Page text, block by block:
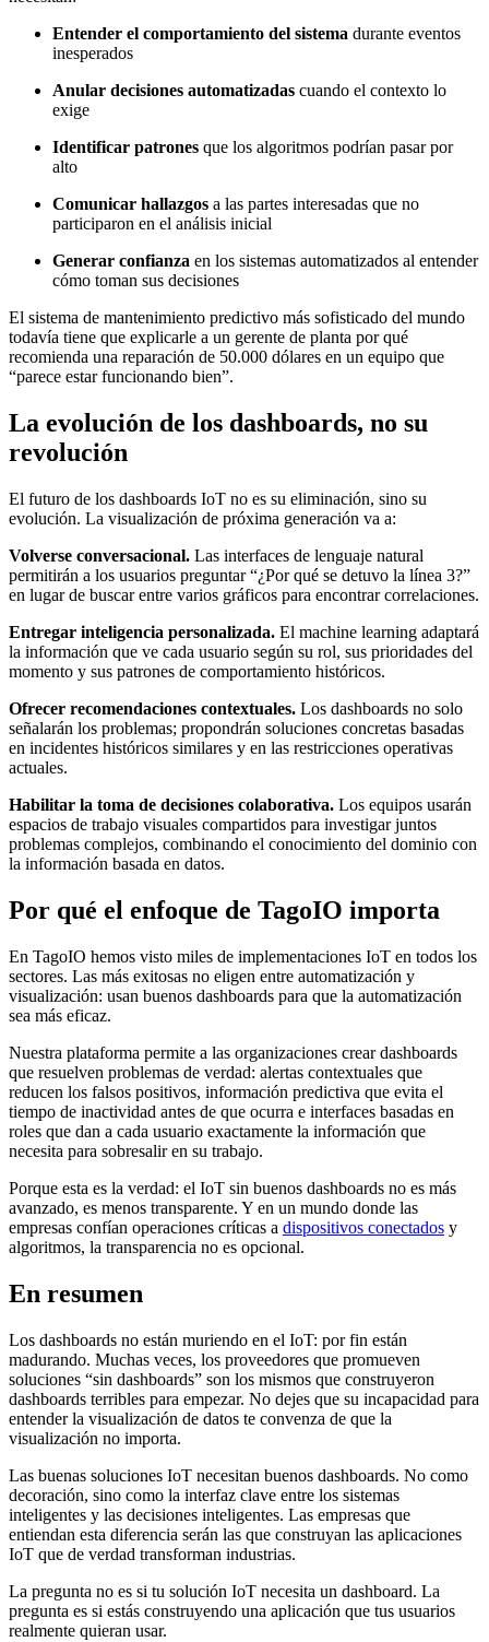
Entender el comportamiento del sistema durante eventos
inesperados
Anular decisiones automatizadas cuando el contexto lo
exige
Identificar patrones que los algoritmos podrían pasar por
alto
Comunicar hallazgos a las partes interesadas que no
participaron en el análisis inicial
Generar confianza en los sistemas automatizados al entender
cómo toman sus decisiones
El sistema de mantenimiento predictivo más sofisticado del mundo
todavía tiene que explicarle a un gerente de planta por qué
recomienda una reparación de 50.000 dólares en un equipo que
“parece estar funcionando bien”.
La evolución de los dashboards, no su
revolución
El futuro de los dashboards IoT no es su eliminación, sino su
evolución. La visualización de próxima generación va a:
Volverse conversacional. Las interfaces de lenguaje natural
permitirán a los usuarios preguntar “¿Por qué se detuvo la línea 3?”
en lugar de buscar entre varios gráficos para encontrar correlaciones.
Entregar inteligencia personalizada. El machine learning adaptará
la información que ve cada usuario según su rol, sus prioridades del
momento y sus patrones de comportamiento históricos.
Ofrecer recomendaciones contextuales. Los dashboards no solo
señalarán los problemas; propondrán soluciones concretas basadas
en incidentes históricos similares y en las restricciones operativas
actuales.
Habilitar la toma de decisiones colaborativa. Los equipos usarán
espacios de trabajo visuales compartidos para investigar juntos
problemas complejos, combinando el conocimiento del dominio con
la información basada en datos.
Por qué el enfoque de TagoIO importa
En TagoIO hemos visto miles de implementaciones IoT en todos los
sectores. Las más exitosas no eligen entre automatización y
visualización: usan buenos dashboards para que la automatización
sea más eficaz.
Nuestra plataforma permite a las organizaciones crear dashboards
que resuelven problemas de verdad: alertas contextuales que
reducen los falsos positivos, información predictiva que evita el
tiempo de inactividad antes de que ocurra e interfaces basadas en
roles que dan a cada usuario exactamente la información que
necesita para sobresalir en su trabajo.
Porque esta es la verdad: el IoT sin buenos dashboards no es más
avanzado, es menos transparente. Y en un mundo donde las
empresas confían operaciones críticas a dispositivos conectados y
algoritmos, la transparencia no es opcional.
En resumen
Los dashboards no están muriendo en el IoT: por fin están
madurando. Muchas veces, los proveedores que promueven
soluciones “sin dashboards” son los mismos que construyeron
dashboards terribles para empezar. No dejes que su incapacidad para
entender la visualización de datos te convenza de que la
visualización no importa.
Las buenas soluciones IoT necesitan buenos dashboards. No como
decoración, sino como la interfaz clave entre los sistemas
inteligentes y las decisiones inteligentes. Las empresas que
entiendan esta diferencia serán las que construyan las aplicaciones
IoT que de verdad transforman industrias.
La pregunta no es si tu solución IoT necesita un dashboard. La
pregunta es si estás construyendo una aplicación que tus usuarios
realmente quieran usar.